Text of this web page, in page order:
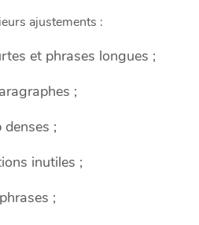
ajustements :
et phrases longues ;
;
;
inutiles ;
;